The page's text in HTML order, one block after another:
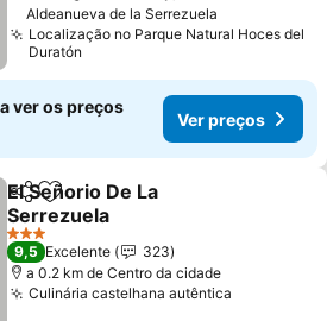
Aldeanueva de la Serrezuela
Localização no Parque Natural Hoces del
Duratón
ver os preços
Ver preços
PartilharAdicionar aos favoritos
El Señorio De La
Serrezuela
Ver preços
3 Estrelas
9,5 Excelente
323
a 0.2 km de Centro da cidade
Culinária castelhana autêntica